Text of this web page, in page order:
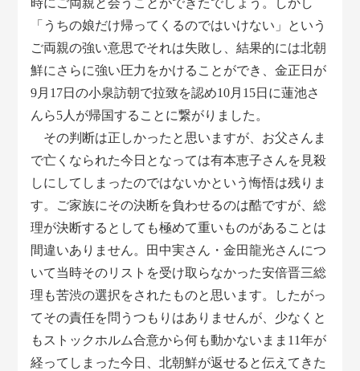
時にご両親と会うことができたでしょう。しかし
「うちの娘だけ帰ってくるのではいけない」という
ご両親の強い意思でそれは失敗し、結果的には北朝
鮮にさらに強い圧力をかけることができ、金正日が
9月17日の小泉訪朝で拉致を認め10月15日に蓮池さ
んら5人が帰国することに繋がりました。
その判断は正しかったと思いますが、お父さんま
で亡くなられた今日となっては有本恵子さんを見殺
しにしてしまったのではないかという悔悟は残りま
す。ご家族にその決断を負わせるのは酷ですが、総
理が決断するとしても極めて重いものがあることは
間違いありません。田中実さん・金田龍光さんにつ
いて当時そのリストを受け取らなかった安倍晋三総
理も苦渋の選択をされたものと思います。したがっ
てその責任を問うつもりはありませんが、少なくと
もストックホルム合意から何も動かないまま11年が
経ってしまった今日、北朝鮮が返せると伝えてきた